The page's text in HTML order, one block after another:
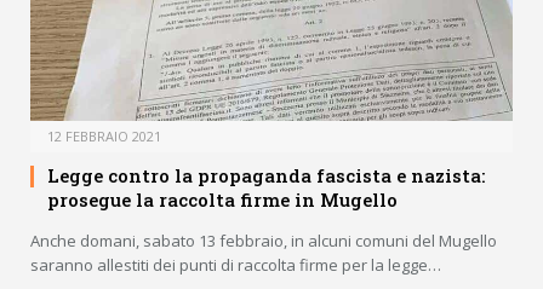
12 FEBBRAIO 2021
Legge contro la propaganda fascista e nazista:
prosegue la raccolta firme in Mugello
Anche domani, sabato 13 febbraio, in alcuni comuni del Mugello
saranno allestiti dei punti di raccolta firme per la legge…